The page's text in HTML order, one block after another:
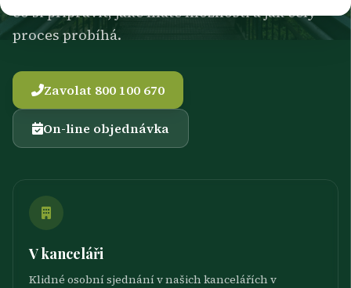
co si připravit, jaké máte možnosti a jak celý
proces probíhá.
Zavolat 800 100 670
On-line objednávka
V kanceláři
Klidné osobní sjednání v našich kancelářích v